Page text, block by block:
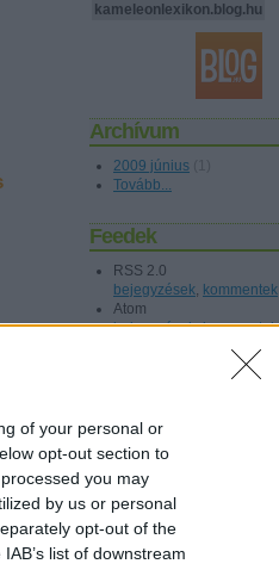
of your personal or
opt-out section to
you may
by us or personal
opt-out of the
list of downstream
kameleonlexikon.blog.hu
Archívum
2009 június
Tovább...
Feedek
RSS 2.0
bejegyzések, kommentek
Atom
bejegyzések,kommentek